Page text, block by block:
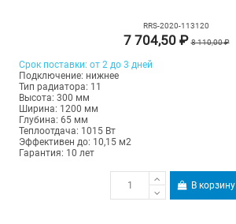
RRS-2020-113120
7 704,50 ₽8 110,00 ₽
Срок поставки: от 2 до 3 дней
Подключение: нижнее
Тип радиатора: 11
Высота: 300 мм
Ширина: 1200 мм
Глубина: 65 мм
Теплоотдача: 1015 Вт
Эффективен до: 10,15 м2
Гарантия: 10 лет
В корзину